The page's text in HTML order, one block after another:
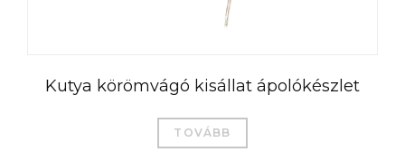
Kutya körömvágó kisállat ápolókészlet
TOVÁBBItaliano
Русский
Română